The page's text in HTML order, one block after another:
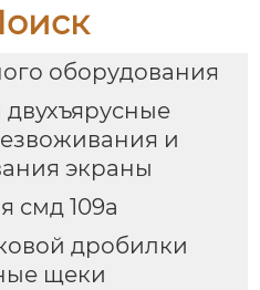
оборудования
и
экраны
смд 109а
дробилки
щеки